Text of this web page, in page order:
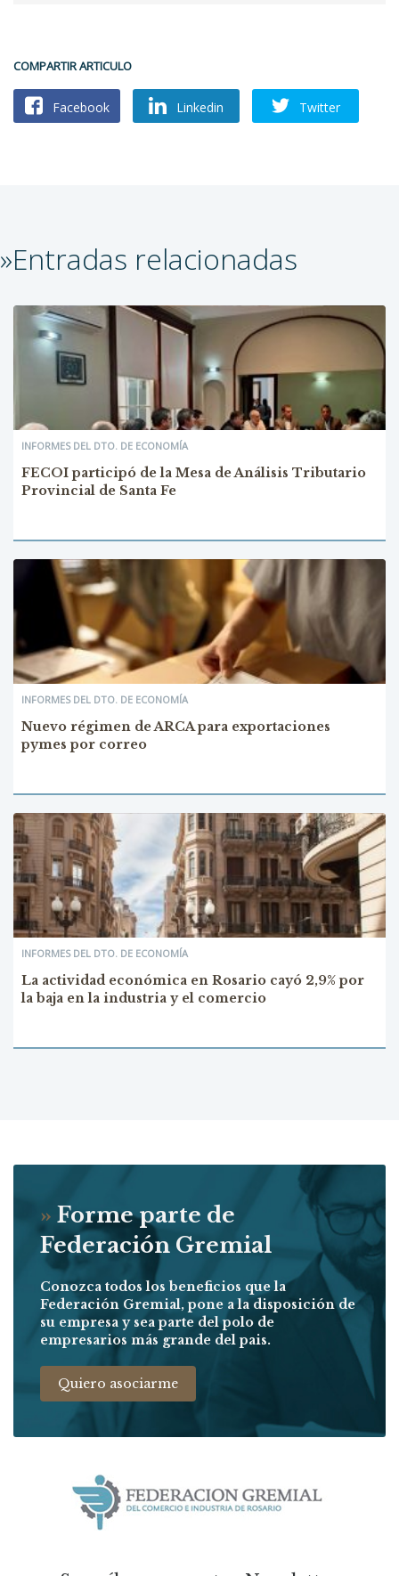
COMPARTIR ARTICULO
Facebook Linkedin Twitter
»Entradas relacionadas
INFORMES DEL DTO. DE ECONOMÍA
FECOI participó de la Mesa de Análisis Tributario
Provincial de Santa Fe
INFORMES DEL DTO. DE ECONOMÍA
Nuevo régimen de ARCA para exportaciones
pymes por correo
INFORMES DEL DTO. DE ECONOMÍA
La actividad económica en Rosario cayó 2,9% por
la baja en la industria y el comercio
» Forme parte de
Federación Gremial
Conozca todos los beneficios que la
Federación Gremial, pone a la disposición de
su empresa y sea parte del polo de
empresarios más grande del pais.
Quiero asociarme